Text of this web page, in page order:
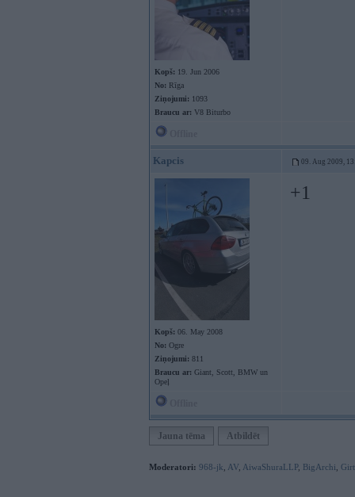
Kopš: 19. Jun 2006
No: Rīga
Ziņojumi: 1093
Braucu ar: V8 Biturbo
Kapcis 09. Aug 2009,
Kopš: 06. May 2008
No: Ogre
Ziņojumi: 811
Braucu ar: Giant, Scott, BMW un
Opeļ
+1
Jauna tēma Atbildēt
Moderatori: 968-jk AV AiwaShuraLLP, BigArchi